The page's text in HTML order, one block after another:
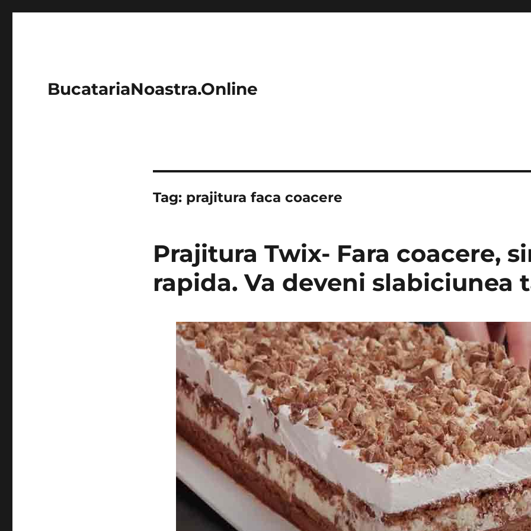
BucatariaNoastra.Online
Tag: prajitura faca coacere
Prajitura Twix- Fara coacere,
rapida. Va deveni slabiciunea